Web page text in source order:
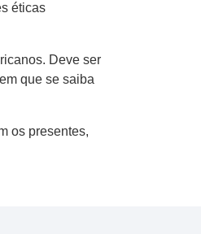
éticas
Deve ser
que se saiba
os presentes,